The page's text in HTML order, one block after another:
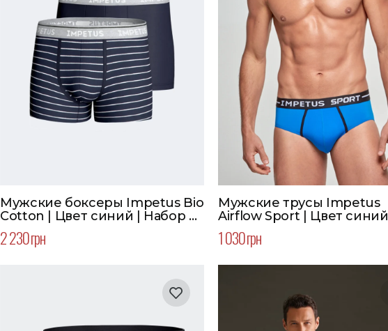
Мужские боксеры Impetus Bio
Cotton | Цвет синий | Набор 2
шт.
2 230 грн
Мужские трусы Impetus
Airflow Sport | Цвет синий
1 030 грн